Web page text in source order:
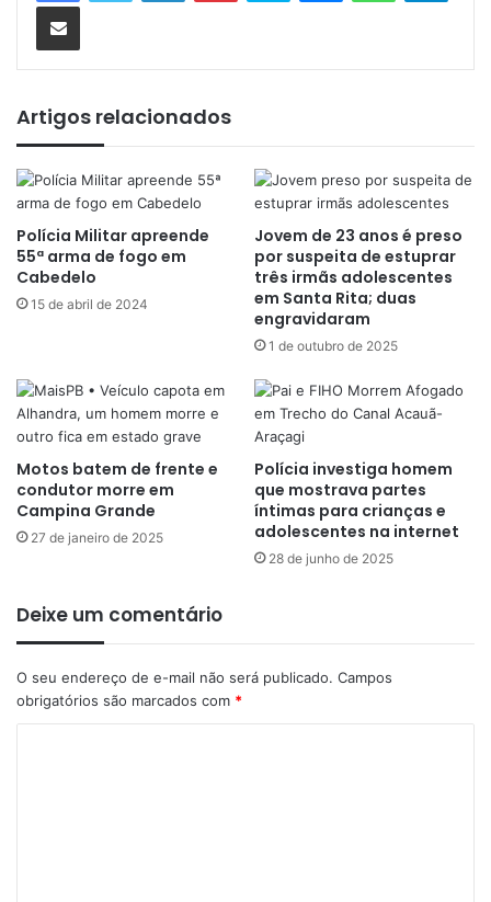
Artigos relacionados
Polícia Militar apreende
55ª arma de fogo em
Cabedelo
15 de abril de 2024
Jovem de 23 anos é preso
por suspeita de estuprar
três irmãs adolescentes
em Santa Rita; duas
engravidaram
1 de outubro de 2025
Motos batem de frente e
condutor morre em
Campina Grande
27 de janeiro de 2025
Polícia investiga homem
que mostrava partes
íntimas para crianças e
adolescentes na internet
28 de junho de 2025
Deixe um comentário
O seu endereço de e-mail não será publicado. Campos
obrigatórios são marcados com *